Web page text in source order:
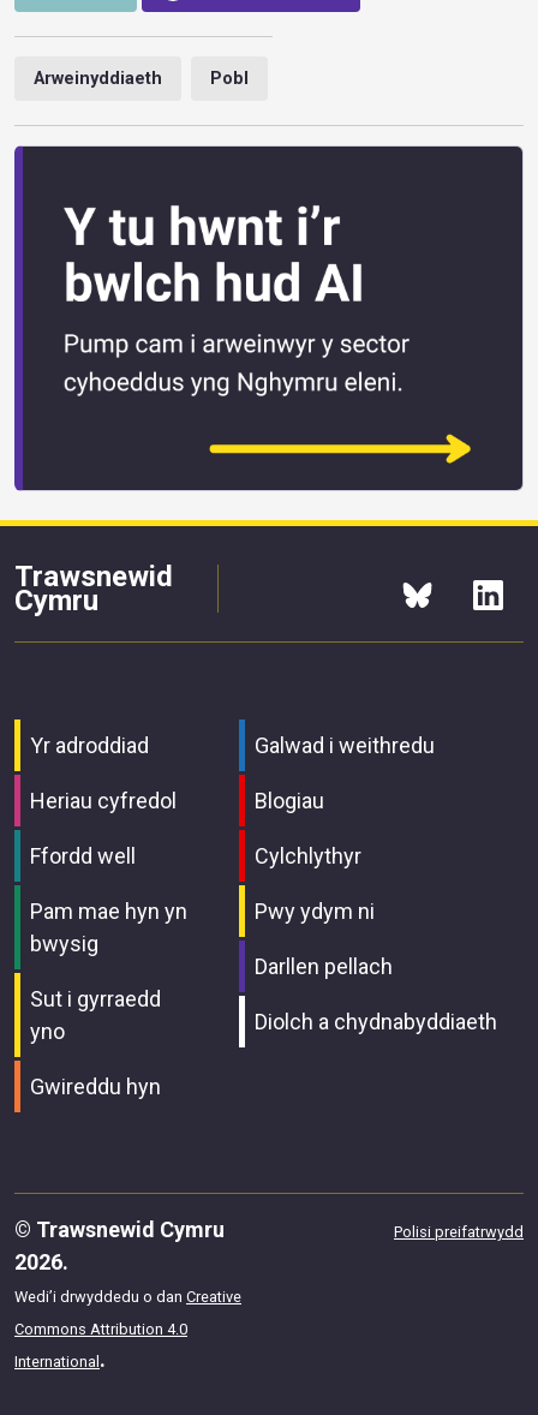
Arweinyddiaeth Pobl
Trawsnewid
Cymru
Yr adroddiad
Heriau cyfredol
Ffordd well
Pam mae hyn yn
bwysig
Sut i gyrraedd
yno
Gwireddu hyn
Galwad i weithredu
Blogiau
Cylchlythyr
Pwy ydym ni
Darllen pellach
Diolch a chydnabyddiaeth
© Trawsnewid Cymru
2026.
Wedi’i drwyddedu o dan Creative
Commons Attribution 4.0
International.
Polisi preifatrwydd